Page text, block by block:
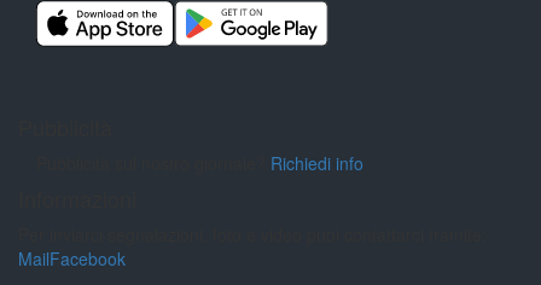
Richiedi info
MailFacebook